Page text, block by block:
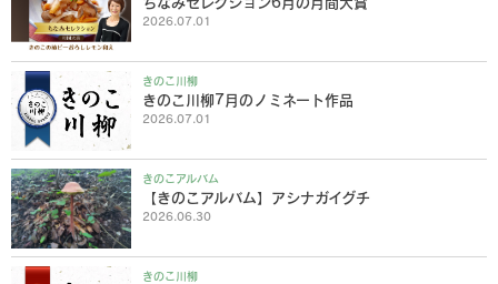
2026.07.01
きのこ川柳
2026.07.01
きのこ川柳7月のノミネート作品
きのこアルバム
2026.06.30
【きのこアルバム】アシナガイグチ
きのこ川柳